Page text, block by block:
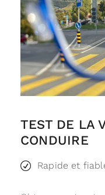
TEST DE LA
CONDUIRE
Rapide et